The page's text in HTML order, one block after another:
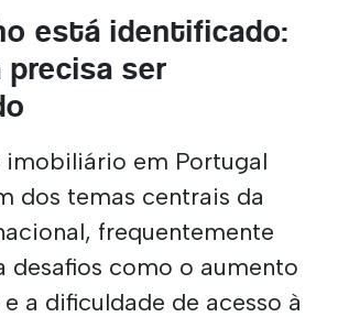
está identificado:
precisa ser
imobiliário em Portugal
dos temas centrais da
frequentemente
desafios como o aumento
a dificuldade de acesso à